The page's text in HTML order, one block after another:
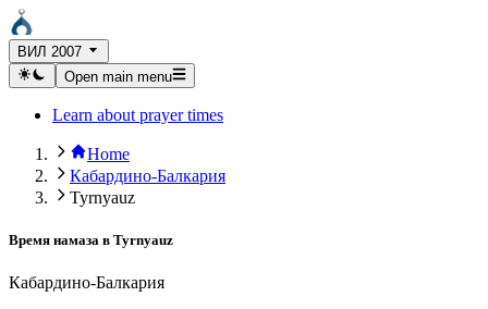
ВИЛ 2007
Open main menu
Learn about prayer times
Home
Кабардино-Балкария
Tyrnyauz
Время намаза в Tyrnyauz
Кабардино-Балкария